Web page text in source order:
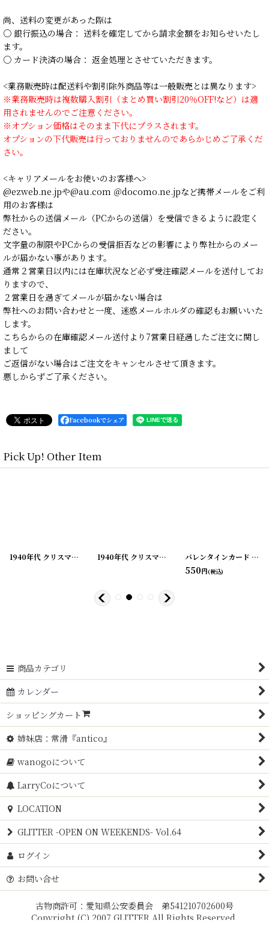
尚、送料の変更があった際は
○ 銀行振込の場合： 送料を確定してから請求金額をお知らせいたし
ます。
○ カード決済の場合： 返金処理とさせていただきます。
<業務販売時は配送料や割引除外商品等は一般販売とは異なります>
※業務販売時は複数購入割引（まとめ買い割引20％OFF!など）は適
用されませんのでご注意ください。
※オプション価格はそのまま下代にプラスされます。
オプションの下代販売は行っておりませんのであらかじめご了承くだ
さい。
<キャリアメールをお使いのお客様へ>
@ezweb.ne.jpや@au.com ＠docomo.ne.jpなど携帯メールをご利
用のお客様は
弊社からの送信メール（PCからの送信）を受信できるように設定く
ださい。
文字量の制限やPCからの受信拒否などの影響により弊社からのメー
ルが届かない事があります。
通常２営業日以内には在庫状況など必ず受注確認メールを送付してお
りますので、
２営業日を過ぎてメールが届かない場合は
弊社へのお問い合わせと一度、迷惑メールホルダの確認もお願いいた
します。
こちらからの在庫確認メール送付より7営業日経過したご注文に関し
まして
ご返信がない場合はご注文をキャンセルさせて頂きます。
悪しからずご了承ください。
Facebookでシェア
Pick Up! Other Item
[210928-7] [210928-8]
1940年代 クリスマスグリーティング ビンテージカード [210928-9]
1940年代 クリスマスグリーティング ビンテージカード バレンタインカード バレンタイングリーティング
550円(税込)
商品カテゴリ
カレンダー
ショッピングカート
姉妹店：常滑『antico』
wanogoについて
LarryCoについて
LOCATION
GLITTER -OPEN ON WEEKENDS- Vol.64
ログイン
お問い合せ
古物商許可：愛知県公安委員会 弟541210702600号
Copyright (C) 2007 GLITTER All Rights Reserved.